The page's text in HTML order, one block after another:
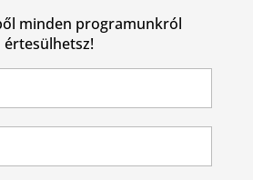
minden programunkról
értesülhetsz!